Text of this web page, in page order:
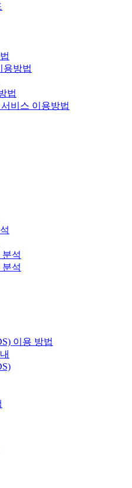
용방법
법
비스 이용방법
석
석
이용 방법